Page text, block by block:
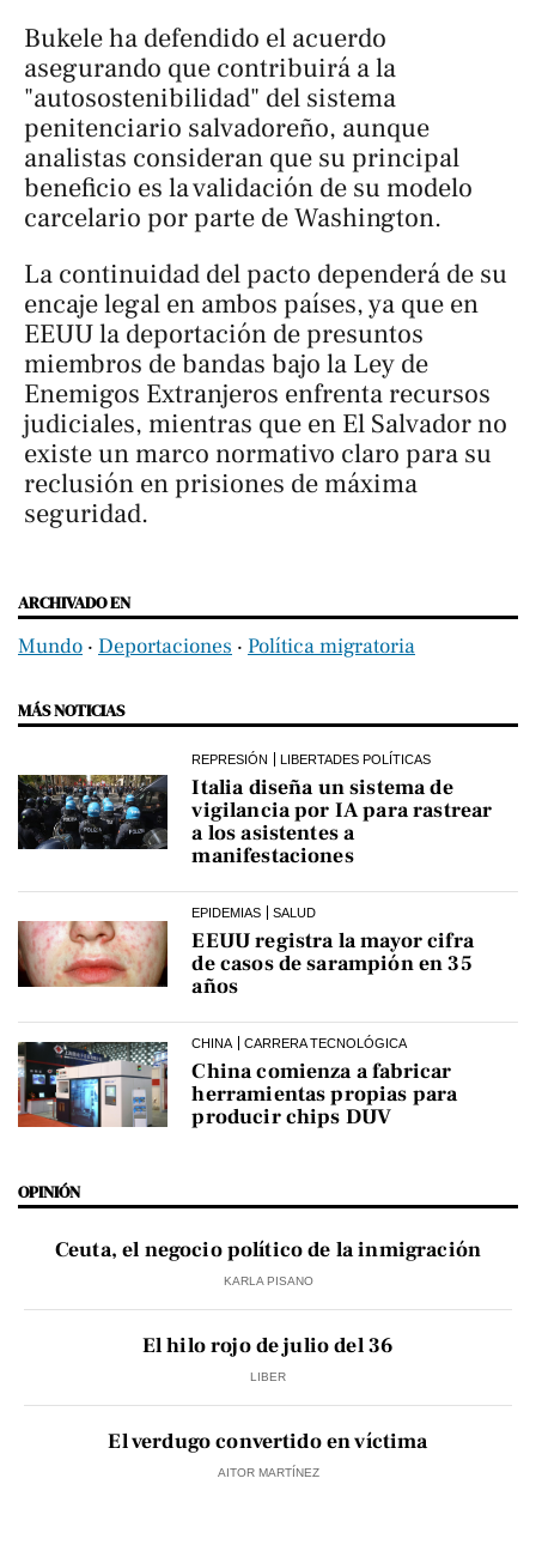
Bukele ha defendido el acuerdo
asegurando que contribuirá a la
"autosostenibilidad" del sistema
penitenciario salvadoreño, aunque
analistas consideran que su principal
beneficio es la validación de su modelo
carcelario por parte de Washington.
La continuidad del pacto dependerá de su
encaje legal en ambos países, ya que en
EEUU la deportación de presuntos
miembros de bandas bajo la Ley de
Enemigos Extranjeros enfrenta recursos
judiciales, mientras que en El Salvador no
existe un marco normativo claro para su
reclusión en prisiones de máxima
seguridad.
ARCHIVADO EN
Mundo ‧ Deportaciones ‧ Política migratoria
MÁS NOTICIAS
REPRESIÓN LIBERTADES POLÍTICAS
Italia diseña un sistema de
vigilancia por IA para rastrear
a los asistentes a
manifestaciones
EPIDEMIAS SALUD
EEUU registra la mayor cifra
de casos de sarampión en 35
años
CHINA CARRERA TECNOLÓGICA
China comienza a fabricar
herramientas propias para
producir chips DUV
OPINIÓN
Ceuta, el negocio político de la inmigración
KARLA PISANO
El hilo rojo de julio del 36
LIBER
El verdugo convertido en víctima
AITOR MARTÍNEZ